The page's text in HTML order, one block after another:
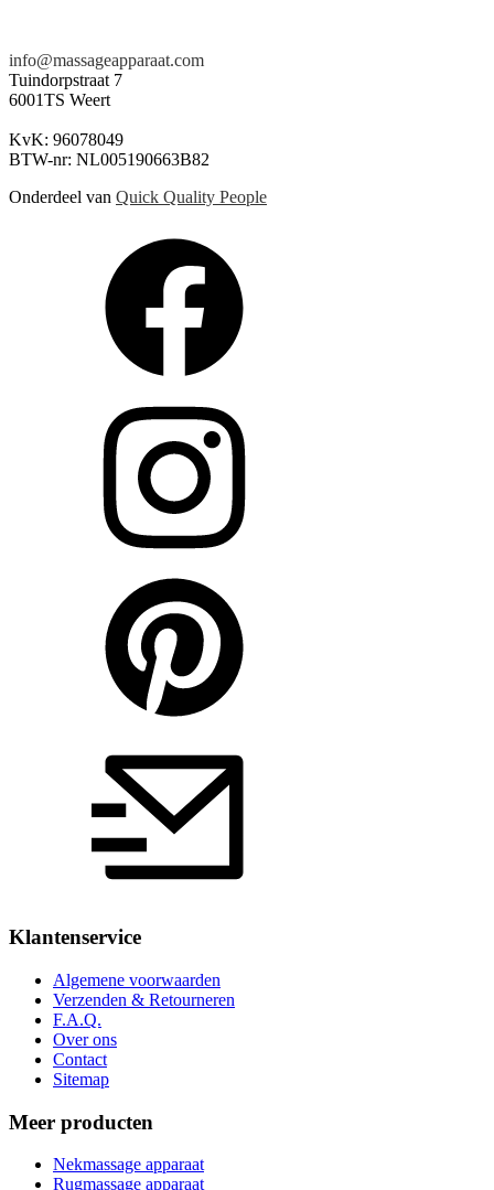
info@massageapparaat.com
Tuindorpstraat 7
6001TS Weert
KvK: 96078049
BTW-nr: NL005190663B82
Onderdeel van Quick Quality People
Klantenservice
Algemene voorwaarden
Verzenden & Retourneren
F.A.Q.
Over ons
Contact
Sitemap
Meer producten
Nekmassage apparaat
Rugmassage apparaat